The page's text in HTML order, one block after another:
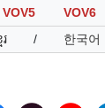
VOV5 VOV6
រ / 한국어